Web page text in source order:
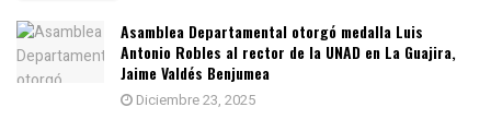
Asamblea Departamental otorgó medalla Luis
Antonio Robles al rector de la UNAD en La Guajira,
Jaime Valdés Benjumea
Diciembre 23, 2025